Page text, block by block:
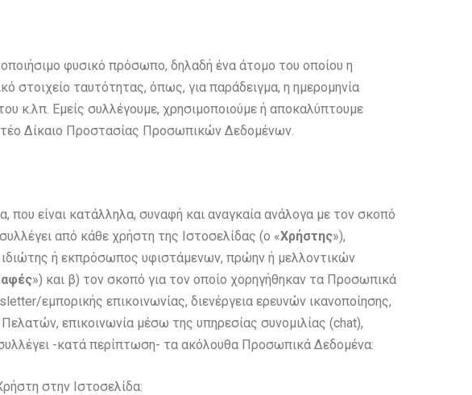
φυσικό πρόσωπο, δηλαδή ένα άτομο του οποίου η
ταυτότητας, όπως, για παράδειγμα, η ημερομηνία
κ.λπ. Εμείς συλλέγουμε, χρησιμοποιούμε ή αποκαλύπτουμε
Δίκαιο Προστασίας Προσωπικών Δεδομένων.
είναι κατάλληλα, συναφή και αναγκαία ανάλογα με τον σκοπό
από κάθε χρήστη της Ιστοσελίδας (ο «Χρήστης»),
ιδιώτης ή εκπρόσωπος υφιστάμενων, πρώην ή μελλοντικών
») και β) τον σκοπό για τον οποίο χορηγήθηκαν τα Προσωπικά
εμπορικής επικοινωνίας, διενέργεια ερευνών ικανοποίησης,
επικοινωνία μέσω της υπηρεσίας συνομιλίας (chat),
-κατά περίπτωση- τα ακόλουθα Προσωπικά Δεδομένα:
στην Ιστοσελίδα: